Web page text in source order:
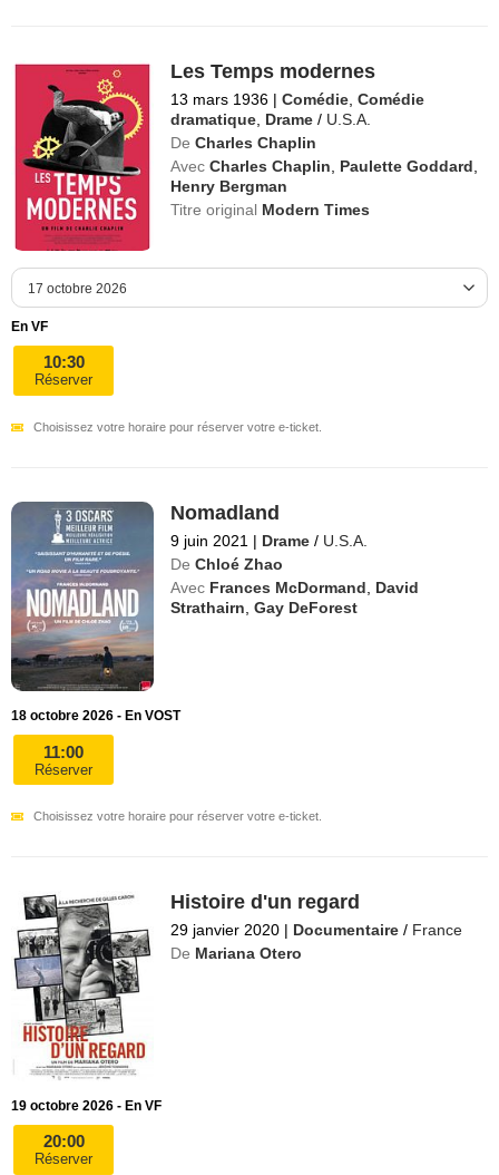
Les Temps modernes
13 mars 1936 | Comédie ,Comédie
dramatique Drame / U.S.A.
De Charles Chaplin
Avec Charles Chaplin Paulette Goddard
Henry Bergman
Titre original Modern Times
En VF
10:30
Réserver
Choisissez votre horaire pour réserver votre e-ticket.
Nomadland
9 juin 2021 | Drame / U.S.A.
De Chloé Zhao
Avec Frances McDormand
David
Strathairn ,Gay DeForest
18 octobre 2026 - En VOST
11:00
Réserver
Choisissez votre horaire pour réserver votre e-ticket.
Histoire d'un regard
29 janvier 2020 | Documentaire / France
De Mariana Otero
19 octobre 2026 - En VF
20:00
Réserver